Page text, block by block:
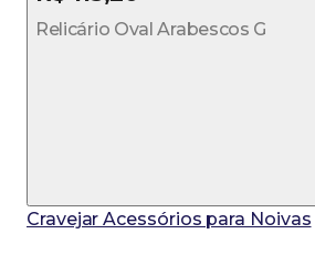
Relicário Oval Arabescos G
Cravejar Acessórios para Noivas